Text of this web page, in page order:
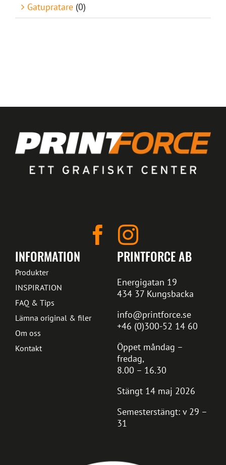
Gatupratare (0)
PRINTFORCE AB
Energigatan 19
434 37 Kungsbacka
info@printforce.se
+46 (0)300-52 14 60
Öppet måndag –
fredag,
8.00 – 16.30
Stängt 14 maj 2026
Semesterstängt: v 29 –
31
INFORMATION
Produkter
INSPIRATION
FAQ & Tips
Lämna original & filer
Om oss
Kontakt